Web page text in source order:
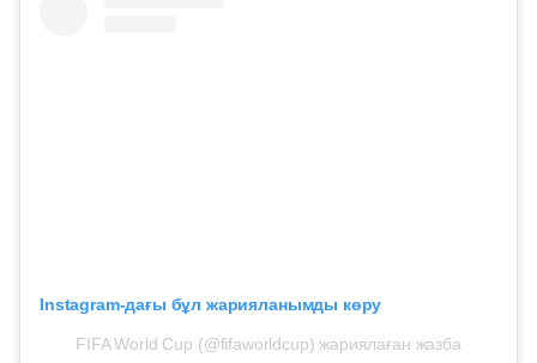
Instagram-дағы бұл жарияланымды көру
FIFA World Cup (@fifaworldcup) жариялаған жазба